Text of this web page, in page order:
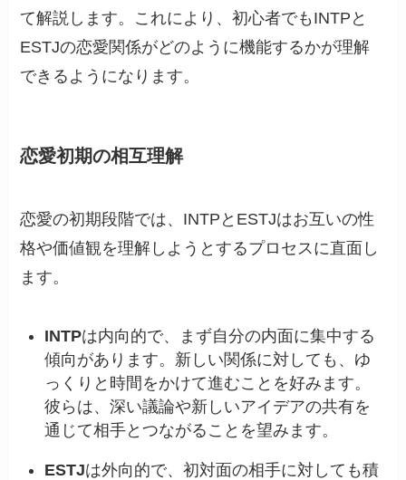
て解説します。これにより、初心者でもINTPと
ESTJの恋愛関係がどのように機能するかが理解
できるようになります。
恋愛初期の相互理解
恋愛の初期段階では、INTPとESTJはお互いの性
格や価値観を理解しようとするプロセスに直面し
ます。
INTPは内向的で、まず自分の内面に集中する
傾向があります。新しい関係に対しても、ゆ
っくりと時間をかけて進むことを好みます。
彼らは、深い議論や新しいアイデアの共有を
通じて相手とつながることを望みます。
ESTJは外向的で、初対面の相手に対しても積